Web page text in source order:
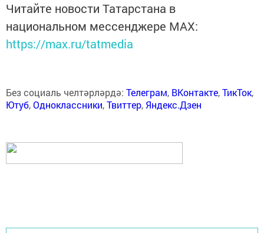
Читайте новости Татарстана в
национальном мессенджере MАХ:
https://max.ru/tatmedia
Без социаль челтәрләрдә: Телеграм, ВКонтакте,ТикТок,
Ютуб,Одноклассники,Твиттер, Яндекс.Дзен